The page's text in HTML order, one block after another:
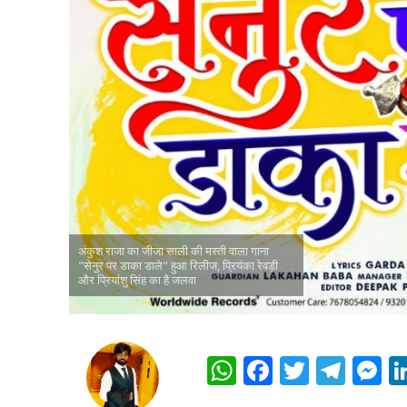
नेहा म्यूजिक वर्ल्ड पर
साजिद
अंकुश राजा का जीजा साली की मस्ती वाला गाना
"सेनुर पर डाका डाले" हुआ रिलीज, प्रियंका रेवड़ी
और प्रियांशु सिंह का है जलवा
W F T T